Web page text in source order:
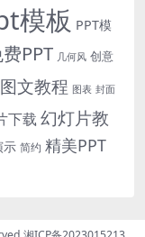
模板 PPT模
PPT 几何风 创意
图文教程 图表 封面
下载 幻灯片教
示 简约 精美PPT